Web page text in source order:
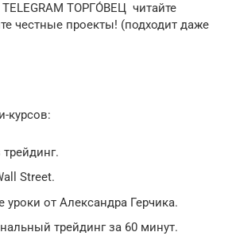
TELEGRAM ТОРГО́ВЕЦ ️ читайте
честные проекты! (подходит даже
курсов:
Street.
уроки от Александра Герчика.
трейдинг за 60 минут.